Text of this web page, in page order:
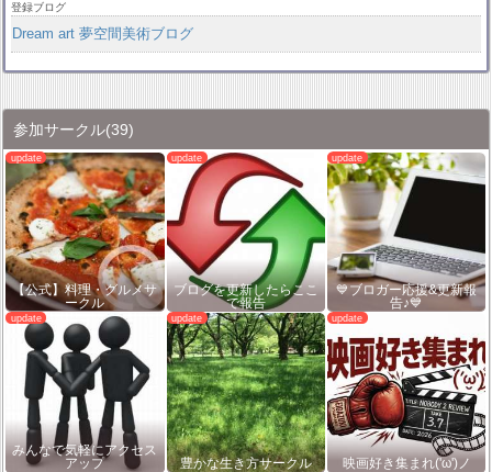
登録ブログ
Dream art 夢空間美術ブログ
参加サークル(39)
【公式】料理・グルメサ
ークル
ブログを更新したらここ
で報告
💙ブロガー応援&更新報
告♪💙
みんなで気軽にアクセス
アップ
豊かな生き方サークル 映画好き集まれ('ω')ノ